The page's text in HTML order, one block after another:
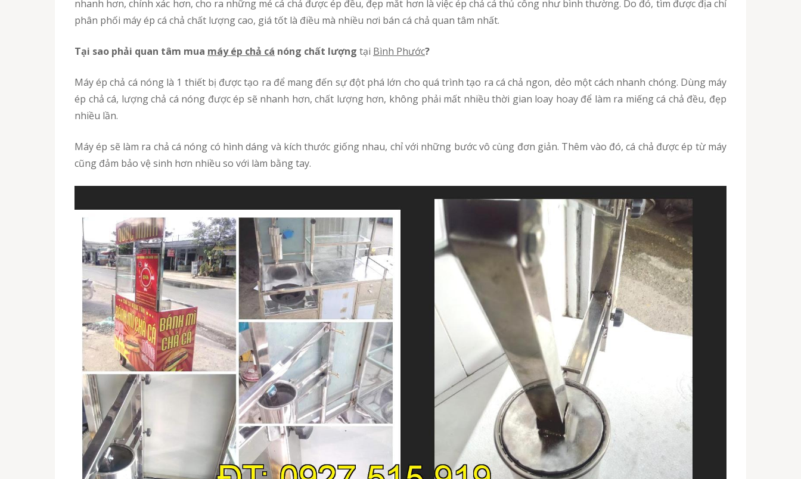
nhanh hơn, chính xác hơn, cho ra những mẻ cá chả được ép đều, đẹp mắt hơn là việc ép chả cá thủ công như bình thường. Do đó, tìm được địa chỉ
phân phối máy ép cá chả chất lượng cao, giá tốt là điều mà nhiều nơi bán cá chả quan tâm nhất.
Tại sao phải quan tâm mua máy ép chả cá nóng chất lượng tại Bình Phước?
Máy ép chả cá nóng là 1 thiết bị được tạo ra để mang đến sự đột phá lớn cho quá trình tạo ra cá chả ngon, dẻo một cách nhanh chóng. Dùng máy
ép chả cá, lượng chả cá nóng được ép sẽ nhanh hơn, chất lượng hơn, không phải mất nhiều thời gian loay hoay để làm ra miếng cá chả đều, đẹp
nhiều lần.
Máy ép sẽ làm ra chả cá nóng có hình dáng và kích thước giống nhau, chỉ với những bước vô cùng đơn giản. Thêm vào đó, cá chả được ép từ máy
cũng đảm bảo vệ sinh hơn nhiều so với làm bằng tay.